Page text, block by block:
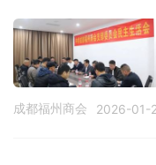
成都福州商会 2026-01-